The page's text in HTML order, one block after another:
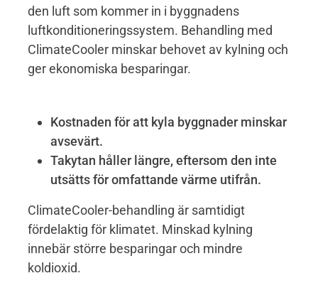
den luft som kommer in i byggnadens
luftkonditioneringssystem. Behandling med
ClimateCooler minskar behovet av kylning och
ger ekonomiska besparingar.
Kostnaden för att kyla byggnader minskar
avsevärt.
Takytan håller längre, eftersom den inte
utsätts för omfattande värme utifrån.
ClimateCooler-behandling är samtidigt
fördelaktig för klimatet. Minskad kylning
innebär större besparingar och mindre
koldioxid.